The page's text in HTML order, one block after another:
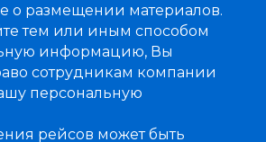
о размещении материалов.
тем или иным способом
информацию, Вы
сотрудникам компании
персональную
рейсов может быть